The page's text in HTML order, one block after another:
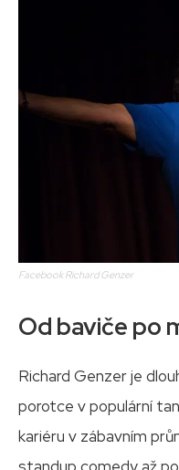
Facebook Richard Genzer
Od baviče po
Richard Genzer je
porotce v populární
kariéru v zábavním